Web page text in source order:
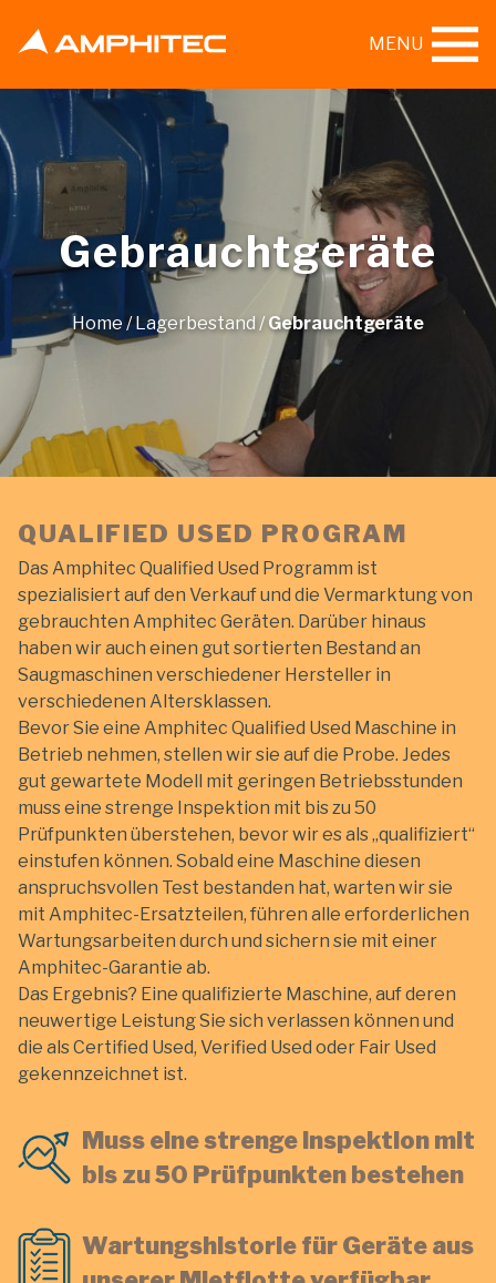
MENU
Gebrauchtgeräte
Home /Lagerbestand /Gebrauchtgeräte
QUALIFIED USED PROGRAM
Das Amphitec Qualified Used Programm ist
spezialisiert auf den Verkauf und die Vermarktung von
gebrauchten Amphitec Geräten. Darüber hinaus
haben wir auch einen gut sortierten Bestand an
Saugmaschinen verschiedener Hersteller in
verschiedenen Altersklassen.
Bevor Sie eine Amphitec Qualified Used Maschine in
Betrieb nehmen, stellen wir sie auf die Probe. Jedes
gut gewartete Modell mit geringen Betriebsstunden
muss eine strenge Inspektion mit bis zu 50
Prüfpunkten überstehen, bevor wir es als „qualifiziert“
einstufen können. Sobald eine Maschine diesen
anspruchsvollen Test bestanden hat, warten wir sie
mit Amphitec-Ersatzteilen, führen alle erforderlichen
Wartungsarbeiten durch und sichern sie mit einer
Amphitec-Garantie ab.
Das Ergebnis? Eine qualifizierte Maschine, auf deren
neuwertige Leistung Sie sich verlassen können und
die als Certified Used, Verified Used oder Fair Used
gekennzeichnet ist.
Muss eine strenge Inspektion mit
bis zu 50 Prüfpunkten bestehen
Wartungshistorie für Geräte aus